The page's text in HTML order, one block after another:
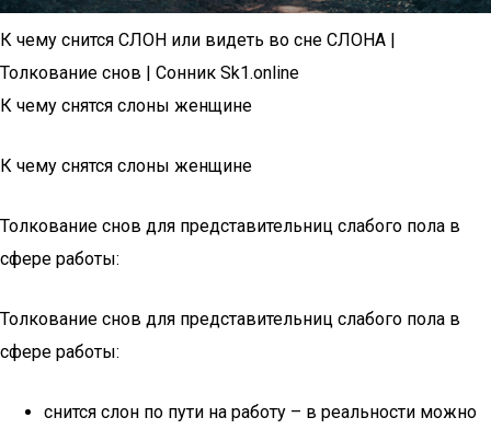
К чему снится СЛОН или видеть во сне СЛОНА |
Толкование снов | Сонник Sk1.online
К чему снятся слоны женщине
К чему снятся слоны женщине
Толкование снов для представительниц слабого пола в
сфере работы:
Толкование снов для представительниц слабого пола в
сфере работы:
снится слон по пути на работу – в реальности можно